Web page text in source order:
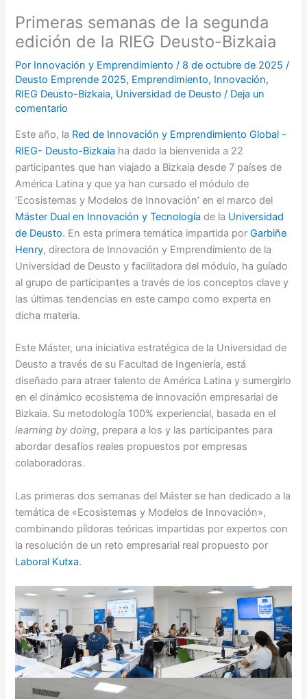
Primeras semanas de la segunda
edición de la RIEG Deusto-Bizkaia
Por Innovación y Emprendimiento/ 8 de octubre de 2025/
Deusto Emprende 2025, Emprendimiento, Innovación,
RIEG Deusto-Bizkaia, Universidad de Deusto / Deja un
comentario
Este año, la Red de Innovación y Emprendimiento Global -
RIEG- Deusto-Bizkaia ha dado la bienvenida a 22
participantes que han viajado a Bizkaia desde 7 países de
América Latina y que ya han cursado el módulo de
‘Ecosistemas y Modelos de Innovación’ en el marco del
Máster Dual en Innovación y Tecnología de la Universidad
de Deusto. En esta primera temática impartida porGarbiñe
Henry, directora de Innovación y Emprendimiento de la
Universidad de Deusto y facilitadora del módulo, ha guíado
al grupo de participantes a través de los conceptos clave y
las últimas tendencias en este campo como experta en
dicha materia.
Este Máster, una iniciativa estratégica de la Universidad de
Deusto a través de su Facultad de Ingeniería, está
diseñado para atraer talento de América Latina y sumergirlo
en el dinámico ecosistema de innovación empresarial de
Bizkaia. Su metodología 100% experiencial, basada en el
learning by doing, prepara a los y las participantes para
abordar desafíos reales propuestos por empresas
colaboradoras.
Las primeras dos semanas del Máster se han dedicado a la
temática de «Ecosistemas y Modelos de Innovación»,
combinando píldoras teóricas impartidas por expertos con
la resolución de un reto empresarial real propuesto por
Laboral Kutxa.